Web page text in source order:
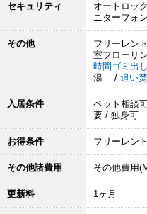
セキュリティ オートロッ
ニターフォ
その他
フリーレン
室フローリ
時間ゴミ出
湯 / 追い
入居条件
ペット相談
要 / 独身可
お得条件 フリーレン
その他諸費用 その他費用
更新料 1ヶ月